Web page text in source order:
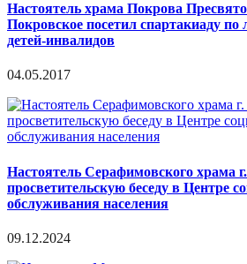
Настоятель храма Покрова
Покровское посетил спартакиаду по
детей-инвалидов
04.05.2017
Настоятель Серафимовского храма
просветительскую беседу в Центре
обслуживания населения
09.12.2024